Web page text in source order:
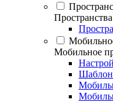
Пространства
Мобильное